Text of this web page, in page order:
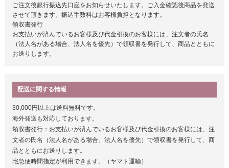
ご注文後銀行振込先口座をお知らせいたします。ご入金確認後商品を発送
させて頂きます。振込手数料はお客様負担となります。
領収書発行
お支払いが済んでいるお客様及び代金引換のお客様には、注文者の氏名
（法人名がある場合、法人名を優先）で領収書を発行して、商品とともに
お送りします。
配送に関する情報
30,000円以上は送料無料です。
海外発送も対応しております。
領収書発行：お支払いが済んでいるお客様及び代金引換のお客様には、注
文者の氏名（法人名がある場合、法人名を優先）で領収書を発行して、商
品とともにお送りします。
宅急便時間指定が利用できます。（ヤマト運輸）